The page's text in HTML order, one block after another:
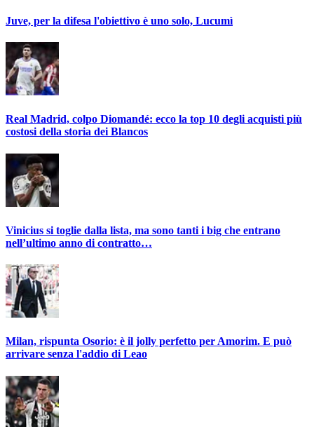
Juve, per la difesa l'obiettivo è uno solo, Lucumì
Real Madrid, colpo Diomandé: ecco la top 10 degli acquisti più
costosi della storia dei Blancos
Vinicius si toglie dalla lista, ma sono tanti i big che entrano
nell’ultimo anno di contratto…
Milan, rispunta Osorio: è il jolly perfetto per Amorim. E può
arrivare senza l'addio di Leao